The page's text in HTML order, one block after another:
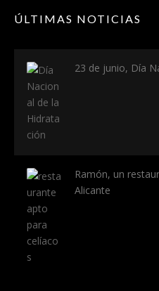
ÚLTIMAS NOTICIAS
23 de junio, Día
Ramón, un
Alicante